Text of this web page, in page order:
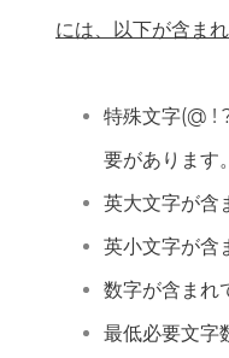
には、以下が含ま
特殊文字(@ !
要があります。
英大文字が含
英小文字が含
数字が含まれ
最低必要文字